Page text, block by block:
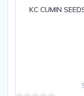
KC CUMIN